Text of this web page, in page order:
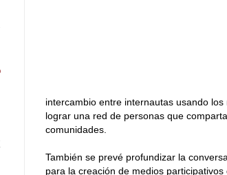
intercambio entre internautas usando
lograr una red de personas que
comunidades.
También se prevé profundizar la
para la creación de medios